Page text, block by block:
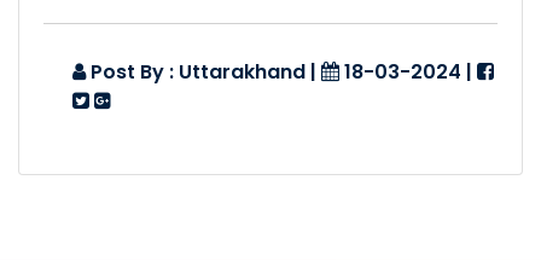
22-12-2023 दिनांके हलद्वान्यां गी�..
Post By : Uttarakhand | 18-03-2024 |